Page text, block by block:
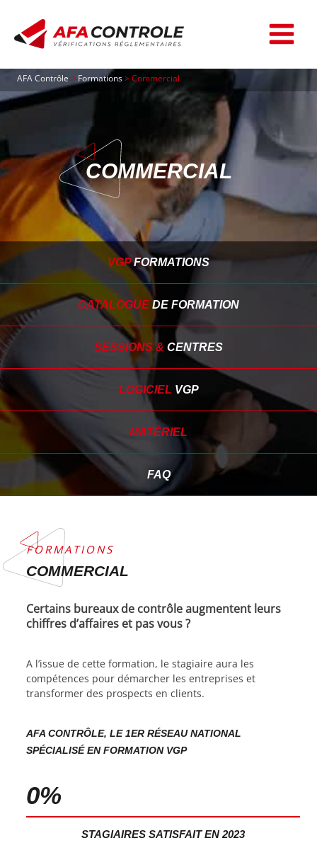
contenu
AFA Contrôle > Formations>Commercial
COMMERCIAL
VGPFORMATIONS
CATALOGUE DE FORMATION
SESSIONS & CENTRES
LOGICIEL VGP
MATÉRIEL
FAQ
FORMATIONS
COMMERCIAL
Certains bureaux de contrôle augmentent leurs
chiffres d’affaires et pas vous ?
A l’issue de cette formation, le stagiaire aura les
compétences pour démarcher les entreprises et
transformer des prospects en clients.
AFA CONTRÔLE, LE 1ER RÉSEAU NATIONAL
SPÉCIALISÉ EN FORMATION VGP
STAGIAIRES SATISFAIT EN 2023
0%